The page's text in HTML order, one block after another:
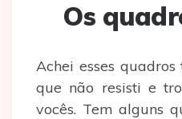
Os
Achei esses
que não resisti e
vocês. Tem alguns